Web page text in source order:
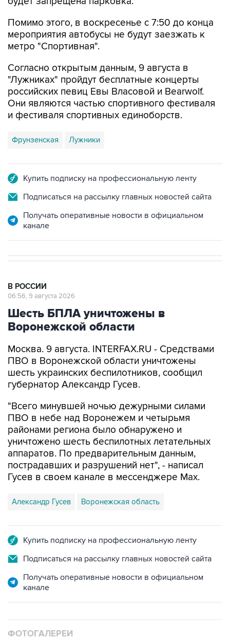
Помимо этого, в воскресенье с 7:50 до конца
мероприятия автобусы не будут заезжать к
метро "Спортивная".
Согласно открытым данным, 9 августа в
"Лужниках" пройдут бесплатные концерты
российских певиц Евы Власовой и Bearwolf.
Они являются частью спортивного фестиваля
и фестиваля спортивных единоборств.
Фрунзенская Лужники
Купить подписку на профессиональную ленту
Подписаться на рассылку главных новостей сайта
Получать оперативные новости в официальном
канале
В РОССИИ
06:56, 9 августа 2026
Шесть БПЛА уничтожены в
Воронежской области
Москва. 9 августа. INTERFAX.RU - Средствами
ПВО в Воронежской области уничтожены
шесть украинских беспилотников, сообщил
губернатор Александр Гусев.
"Всего минувшей ночью дежурными силами
ПВО в небе над Воронежем и четырьмя
районами региона было обнаружено и
уничтожено шесть беспилотных летательных
аппаратов. По предварительным данным,
пострадавших и разрушений нет", - написал
Гусев в своем канале в мессенджере Max.
Александр Гусев Воронежская область
Купить подписку на профессиональную ленту
Подписаться на рассылку главных новостей сайта
Получать оперативные новости в официальном
канале
ФОТОГАЛЕРЕИ